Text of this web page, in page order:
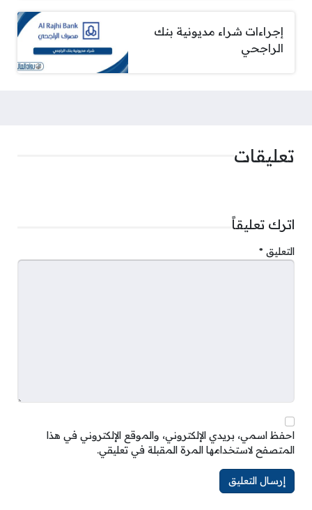
إجراءات شراء مديونية بنك
الراجحي
تعليقات
اترك تعليقاً
التعليق *
احفظ اسمي، بريدي الإلكتروني، والموقع الإلكتروني في هذا
المتصفح لاستخدامها المرة المقبلة في تعليقي.